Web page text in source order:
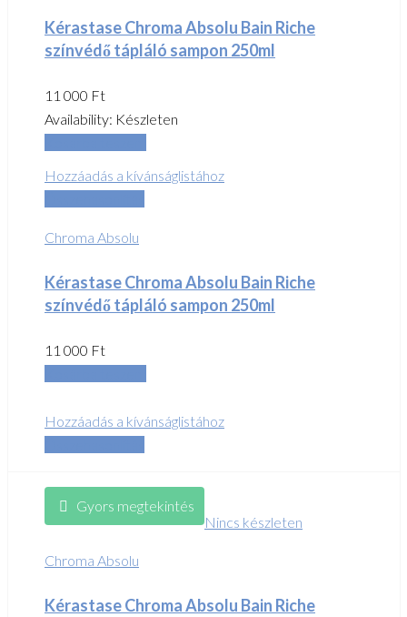
Kérastase Chroma Absolu Bain Riche
színvédő tápláló sampon 250ml
11 000 Ft
Availability: Készleten
Hozzáadás a kívánságlistához
Chroma Absolu
Kérastase Chroma Absolu Bain Riche
színvédő tápláló sampon 250ml
11 000 Ft
Hozzáadás a kívánságlistához
Gyors megtekintés
Nincs készleten
Chroma Absolu
Kérastase Chroma Absolu Bain Riche